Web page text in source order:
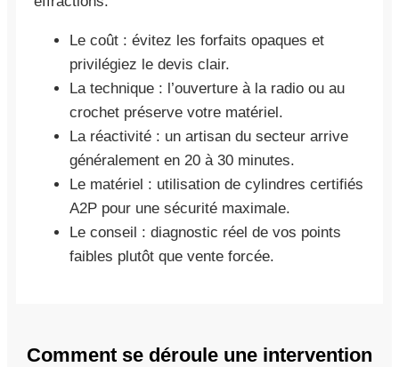
Le coût : évitez les forfaits opaques et
privilégiez le devis clair.
La technique : l’ouverture à la radio ou au
crochet préserve votre matériel.
La réactivité : un artisan du secteur arrive
généralement en 20 à 30 minutes.
Le matériel : utilisation de cylindres certifiés
A2P pour une sécurité maximale.
Le conseil : diagnostic réel de vos points
faibles plutôt que vente forcée.
Comment se déroule une intervention